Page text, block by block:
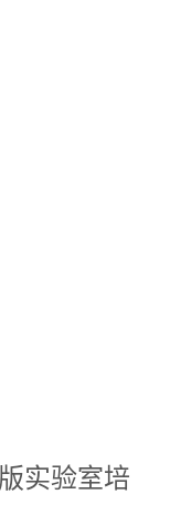
实验室培